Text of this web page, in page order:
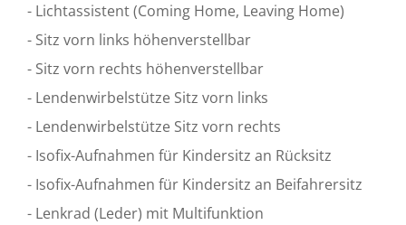
- Lichtassistent (Coming Home, Leaving Home)
- Sitz vorn links höhenverstellbar
- Sitz vorn rechts höhenverstellbar
- Lendenwirbelstütze Sitz vorn links
- Lendenwirbelstütze Sitz vorn rechts
- Isofix-Aufnahmen für Kindersitz an Rücksitz
- Isofix-Aufnahmen für Kindersitz an Beifahrersitz
- Lenkrad (Leder) mit Multifunktion